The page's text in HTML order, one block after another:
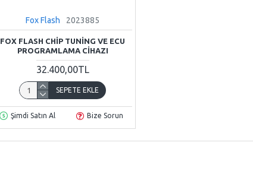
Fox Flash 2023885
FOX FLASH CHIP TUNING VE ECU
PROGRAMLAMA CIHAZI
32.400,00TL
SEPETE EKLE
Şimdi Satın Al Bize Sorun